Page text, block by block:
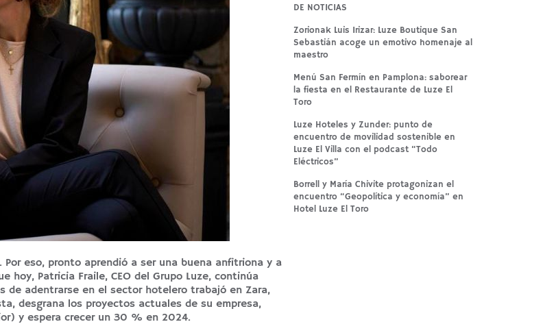
eso, pronto aprendió a ser una buena anfitriona y a
hoy, Patricia Fraile, CEO del Grupo Luze, continúa
de adentrarse en el sector hotelero trabajó en Zara,
desgrana los proyectos actuales de su empresa,
y espera crecer un 30 % en 2024.
DE NOTICIAS
Zorionak Luis Irizar: Luze Boutique San
Sebastián acoge un emotivo homenaje al
maestro
Menú San Fermín en Pamplona: saborear
la fiesta en el Restaurante de Luze El
Toro
Luze Hoteles y Zunder: punto de
encuentro de movilidad sostenible en
Luze El Villa con el podcast “Todo
Eléctricos”
Borrell y María Chivite protagonizan el
encuentro “Geopolítica y economía” en
Hotel Luze El Toro